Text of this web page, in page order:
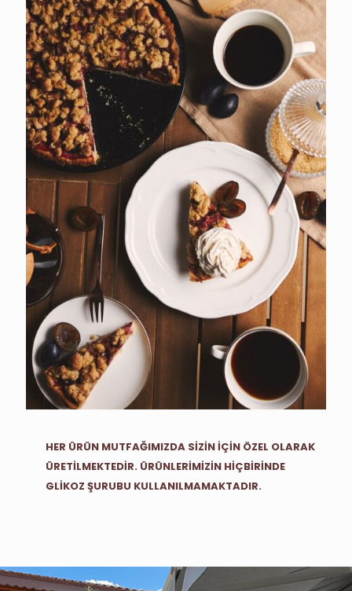
HER ÜRÜN MUTFAĞIMIZDA SİZİN İÇİN ÖZEL OLARAK
ÜRETİLMEKTEDİR. ÜRÜNLERİMİZİN HİÇBİRİNDE
GLİKOZ ŞURUBU KULLANILMAMAKTADIR.